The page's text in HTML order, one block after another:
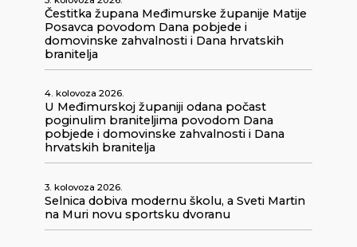
Čestitka župana Međimurske županije Matije
Posavca povodom Dana pobjede i
domovinske zahvalnosti i Dana hrvatskih
branitelja
4. kolovoza 2026.
U Međimurskoj županiji odana počast
poginulim braniteljima povodom Dana
pobjede i domovinske zahvalnosti i Dana
hrvatskih branitelja
3. kolovoza 2026.
Selnica dobiva modernu školu, a Sveti Martin
na Muri novu sportsku dvoranu